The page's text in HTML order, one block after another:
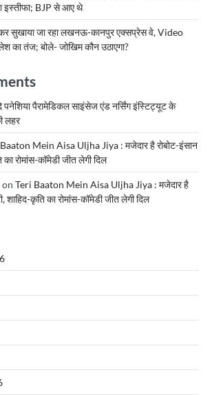
इस्तीफा; BJP से आए थे
सुखाया जा रहा लखनऊ-कानपुर एक्सप्रेस वे, Video
का तंज; बोले- जोखिम कौन उठाएगा?
पनेशिया पैरामेडिकल साइंसेज एंड नर्सिंग इंस्टिट्यूट के
लहर
Mein Aisa Uljha Jiya : मजेदार है रोबोट-इंसान
का रोमांस-कॉमेडी जीत लेगी दिल
on Teri Baaton Mein Aisa Uljha Jiya : मजेदार है
शाहिद-कृति का रोमांस-कॉमेडी जीत लेगी दिल